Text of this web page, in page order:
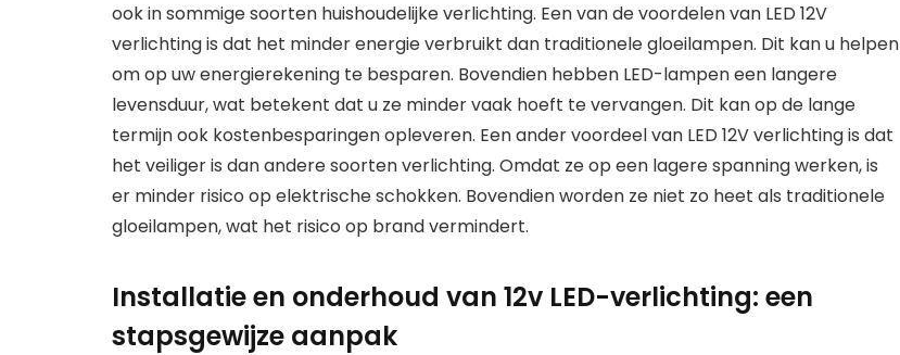
ook in sommige soorten huishoudelijke verlichting. Een van de voordelen van LED 12V
verlichting is dat het minder energie verbruikt dan traditionele gloeilampen. Dit kan u helpen
om op uw energierekening te besparen. Bovendien hebben LED-lampen een langere
levensduur, wat betekent dat u ze minder vaak hoeft te vervangen. Dit kan op de lange
termijn ook kostenbesparingen opleveren. Een ander voordeel van LED 12V verlichting is dat
het veiliger is dan andere soorten verlichting. Omdat ze op een lagere spanning werken, is
er minder risico op elektrische schokken. Bovendien worden ze niet zo heet als traditionele
gloeilampen, wat het risico op brand vermindert.
Installatie en onderhoud van 12v LED-verlichting: een
stapsgewijze aanpak